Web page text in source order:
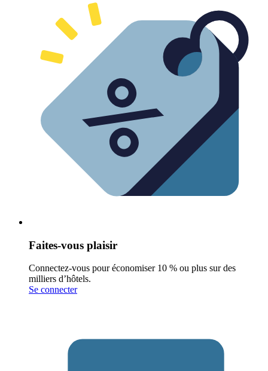
Faites-vous plaisir
Connectez-vous pour économiser 10 % ou plus sur des
milliers d’hôtels.
Se connecter